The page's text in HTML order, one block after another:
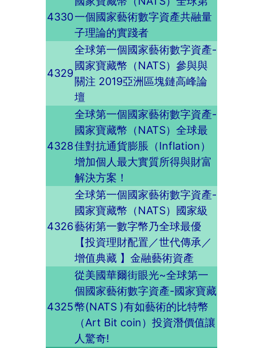
4330一個國家藝術數字資產共融量
子理論的實踐者
4329
全球第一個國家藝術數字資產-
國家寶藏幣（NATS）參與與
關注 2019亞洲區塊鏈高峰論
壇
4328
全球第一個國家藝術數字資產-
國家寶藏幣（NATS）全球最
佳對抗通貨膨脹（Inflation）
增加個人最大實質所得與財富
解決方案！
4326
全球第一個國家藝術數字資產-
國家寶藏幣（NATS）國家級
藝術第一數字幣乃全球最優
【投資理財配置／世代傳承／
增值典藏 】金融藝術資產
4325
從美國華爾街眼光~全球第一
個國家藝術數字資產-國家寶藏
幣(NATS )有如藝術的比特幣
（Art Bit coin）投資潛價值讓
人驚奇!